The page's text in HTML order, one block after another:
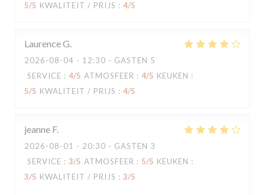
5/5 KWALITEIT / PRIJS : 4/5
LaurenceG
2026-08-04 - 12:30 - GASTEN 5
SERVICE : 4/5 ATMOSFEER : 4/5 KEUKEN :
5/5 KWALITEIT / PRIJS : 4/5
jeanne F
2026-08-01 - 20:30 - GASTEN 3
SERVICE : 3/5 ATMOSFEER : 5/5 KEUKEN :
3/5 KWALITEIT / PRIJS : 3/5